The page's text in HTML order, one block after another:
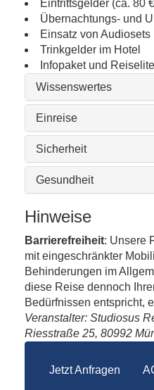
Eintrittsgelder (ca. 80
Übernachtungs- und
Einsatz von Audiosets
Trinkgelder im Hotel
Infopaket und
Wissenswertes
Einreise
Sicherheit
Gesundheit
Hinweise
Barrierefreiheit: Unsere
mit eingeschränkter
Behinderungen im
diese Reise dennoch
Bedürfnissen entspricht,
Veranstalter: Studiosus
Riesstraße 25, 80992
Jetzt Anfragen